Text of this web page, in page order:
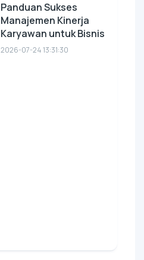
Panduan Sukses
Manajemen Kinerja
Karyawan untuk Bisnis
2026-07-24 13:31:30